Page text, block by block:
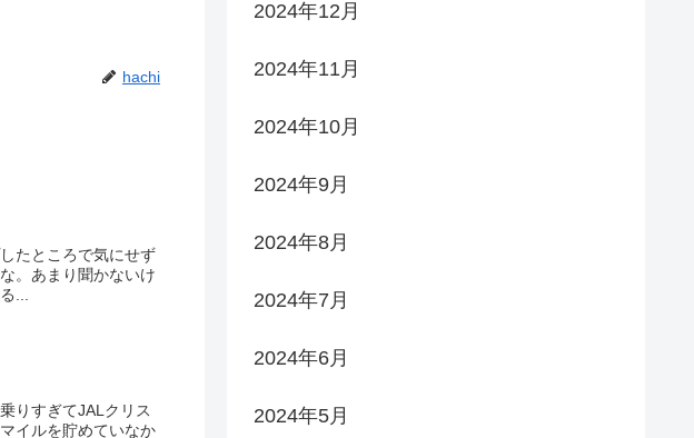
hachi
たところで気にせず
。あまり聞かないけ
...
りすぎてJALクリス
イルを貯めていなか
2024年12月
2024年11月
2024年10月
2024年9月
2024年8月
2024年7月
2024年6月
2024年5月